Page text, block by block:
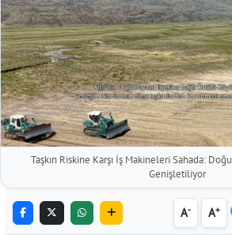
Taşkın Riskine Karşı İş Makineleri Sahada:
Genişletiliyor
A- A+